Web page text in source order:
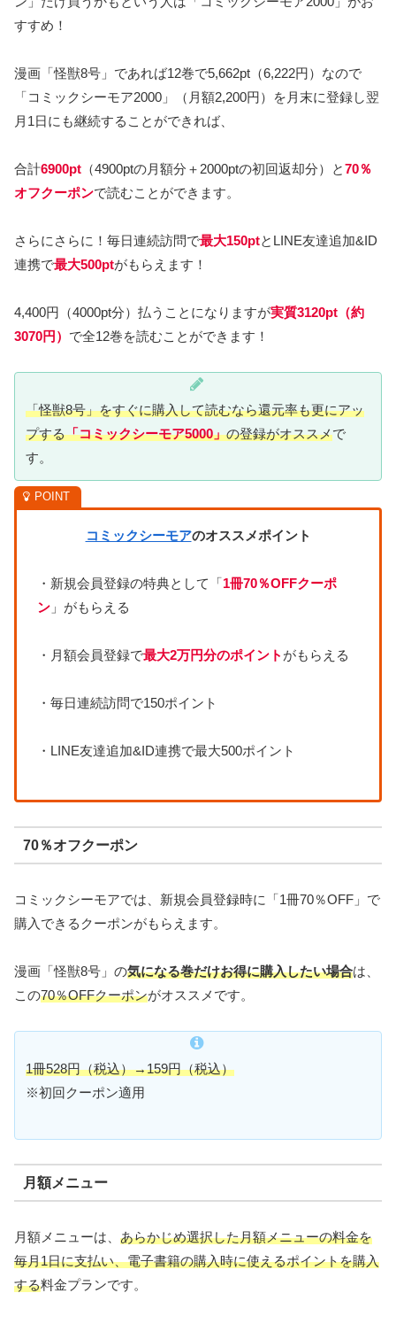
すすめ！
漫画「怪獣8号」であれば12巻で5,662pt（6,222円）なので
「コミックシーモア2000」（月額2,200円）を月末に登録し翌
月1日にも継続することができれば、
合計6900pt （4900ptの月額分＋2000ptの初回返却分）と70％
オフクーポンで読むことができます。
さらにさらに！毎日連続訪問で最大150ptとLINE友達追加&ID
連携で最大500ptがもらえます！
4,400円（4000pt分）払うことになりますが実質3120pt（約
3070円） で全12巻を読むことができます！
「怪獣8号」をすぐに購入して読むなら還元率も更にアッ
プする「コミックシーモア5000」の登録がオススメで
す。
コミックシーモアのオススメポイント
・新規会員登録の特典として「1冊70％OFFクーポ
ン」がもらえる
・月額会員登録で最大2万円分のポイント がもらえる
・毎日連続訪問で150ポイント
・LINE友達追加&ID連携で最大500ポイント
70％オフクーポン
コミックシーモアでは、新規会員登録時に「1冊70％OFF」で
購入できるクーポンがもらえます。
漫画「怪獣8号」の気になる巻だけお得に購入したい場合は、
この70％OFFクーポンがオススメです。
1冊528円（税込）→159円（税込）
※初回クーポン適用
月額メニュー
月額メニューは、 あらかじめ選択した月額メニューの料金を
毎月1日に支払い、電子書籍の購入時に使えるポイントを購入
する料金プランです。